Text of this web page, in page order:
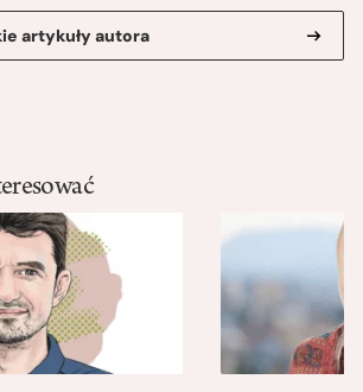
artykuły autora